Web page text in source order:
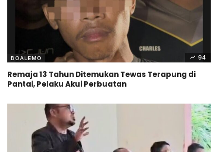
BOALEMO 94
Remaja 13 Tahun Ditemukan Tewas Terapung di
Pantai, Pelaku Akui Perbuatan